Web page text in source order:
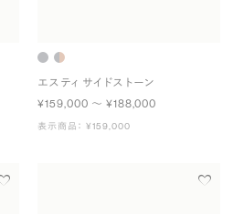
エスティ サイドストーン
¥159,000 〜 ¥188,000
表示商品： ¥159,000